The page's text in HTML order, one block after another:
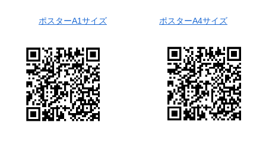
ポスターA1サイズ ポスターA4サイズ